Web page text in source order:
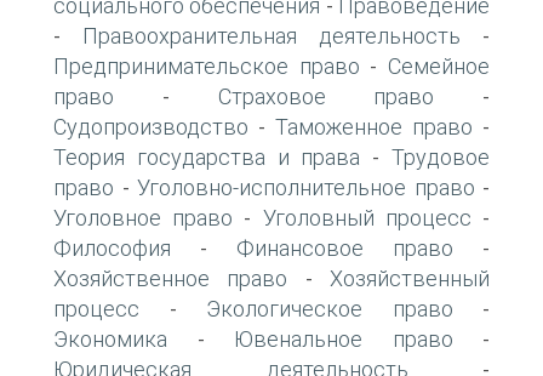
социального обеспечения - Правоведение
- Правоохранительная деятельность -
Предпринимательское право - Семейное
право - Страховое право -
Судопроизводство - Таможенное право -
Теория государства и права -Трудовое
право - Уголовно-исполнительное право -
Уголовное право - Уголовный процесс -
Философия - Финансовое право -
Хозяйственное право - Хозяйственный
процесс - Экологическое право -
Экономика - Ювенальное право -
Юридическая деятельность -